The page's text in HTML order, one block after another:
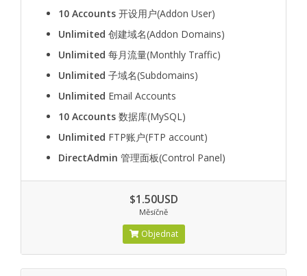
10 Accounts 开设用户(Addon User)
Unlimited 创建域名(Addon Domains)
Unlimited 每月流量(Monthly Traffic)
Unlimited 子域名(Subdomains)
Unlimited Email Accounts
10 Accounts 数据库(MySQL)
Unlimited FTP账户(FTP account)
DirectAdmin 管理面板(Control Panel)
$1.50USD
Měsíčně
Objednat